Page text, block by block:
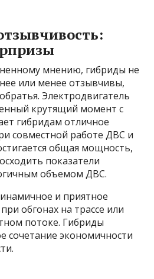
мнению, гибриды не
или менее отзывчивы,
Электродвигатель
крутящий момент с
гибридам отличное
совместной работе ДВС и
общая мощность,
показатели
объемом ДВС.
и приятное
обгонах на трассе или
потоке. Гибриды
сочетание экономичности